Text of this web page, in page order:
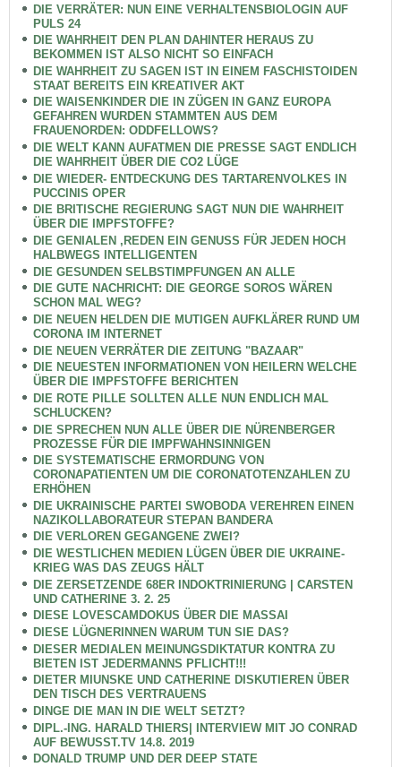
DIE VERRÄTER: NUN EINE VERHALTENSBIOLOGIN AUF
PULS 24
DIE WAHRHEIT DEN PLAN DAHINTER HERAUS ZU
BEKOMMEN IST ALSO NICHT SO EINFACH
DIE WAHRHEIT ZU SAGEN IST IN EINEM FASCHISTOIDEN
STAAT BEREITS EIN KREATIVER AKT
DIE WAISENKINDER DIE IN ZÜGEN IN GANZ EUROPA
GEFAHREN WURDEN STAMMTEN AUS DEM
FRAUENORDEN: ODDFELLOWS?
DIE WELT KANN AUFATMEN DIE PRESSE SAGT ENDLICH
DIE WAHRHEIT ÜBER DIE CO2 LÜGE
DIE WIEDER- ENTDECKUNG DES TARTARENVOLKES IN
PUCCINIS OPER
DIE BRITISCHE REGIERUNG SAGT NUN DIE WAHRHEIT
ÜBER DIE IMPFSTOFFE?
DIE GENIALEN ,REDEN EIN GENUSS FÜR JEDEN HOCH
HALBWEGS INTELLIGENTEN
DIE GESUNDEN SELBSTIMPFUNGEN AN ALLE
DIE GUTE NACHRICHT: DIE GEORGE SOROS WÄREN
SCHON MAL WEG?
DIE NEUEN HELDEN DIE MUTIGEN AUFKLÄRER RUND UM
CORONA IM INTERNET
DIE NEUEN VERRÄTER DIE ZEITUNG "BAZAAR"
DIE NEUESTEN INFORMATIONEN VON HEILERN WELCHE
ÜBER DIE IMPFSTOFFE BERICHTEN
DIE ROTE PILLE SOLLTEN ALLE NUN ENDLICH MAL
SCHLUCKEN?
DIE SPRECHEN NUN ALLE ÜBER DIE NÜRENBERGER
PROZESSE FÜR DIE IMPFWAHNSINNIGEN
DIE SYSTEMATISCHE ERMORDUNG VON
CORONAPATIENTEN UM DIE CORONATOTENZAHLEN ZU
ERHÖHEN
DIE UKRAINISCHE PARTEI SWOBODA VEREHREN EINEN
NAZIKOLLABORATEUR STEPAN BANDERA
DIE VERLOREN GEGANGENE ZWEI?
DIE WESTLICHEN MEDIEN LÜGEN ÜBER DIE UKRAINE-
KRIEG WAS DAS ZEUGS HÄLT
DIE ZERSETZENDE 68ER INDOKTRINIERUNG | CARSTEN
UND CATHERINE 3. 2. 25
DIESE LOVESCAMDOKUS ÜBER DIE MASSAI
DIESE LÜGNERINNEN WARUM TUN SIE DAS?
DIESER MEDIALEN MEINUNGSDIKTATUR KONTRA ZU
BIETEN IST JEDERMANNS PFLICHT!!!
DIETER MIUNSKE UND CATHERINE DISKUTIEREN ÜBER
DEN TISCH DES VERTRAUENS
DINGE DIE MAN IN DIE WELT SETZT?
DIPL.-ING. HARALD THIERS| INTERVIEW MIT JO CONRAD
AUF BEWUSST.TV 14.8. 2019
DONALD TRUMP UND DER DEEP STATE